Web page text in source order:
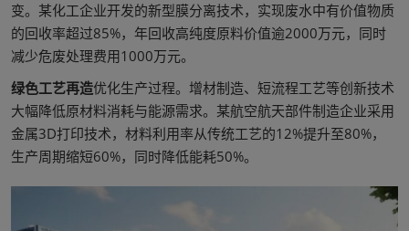
变。某化工企业开发的新型膜分离技术，实现废水中有价值物质
的回收率超过85%，年回收高纯度原料价值逾2000万元，同时
减少危废处理费用1000万元。
绿色工艺再造优化生产过程。增材制造、短流程工艺等创新技术
大幅降低原材料消耗与能源需求。某航空航天部件制造企业采用
金属3D打印技术，材料利用率从传统工艺的12%提升至80%，
生产周期缩短60%，同时降低能耗50%。